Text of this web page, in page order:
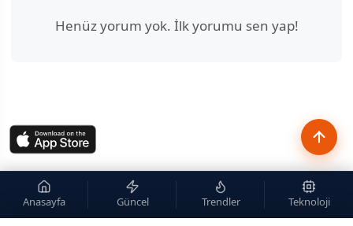
Henüz yorum yok. İlk yorumu sen yap!
Anasayfa Güncel Trendler Teknoloji